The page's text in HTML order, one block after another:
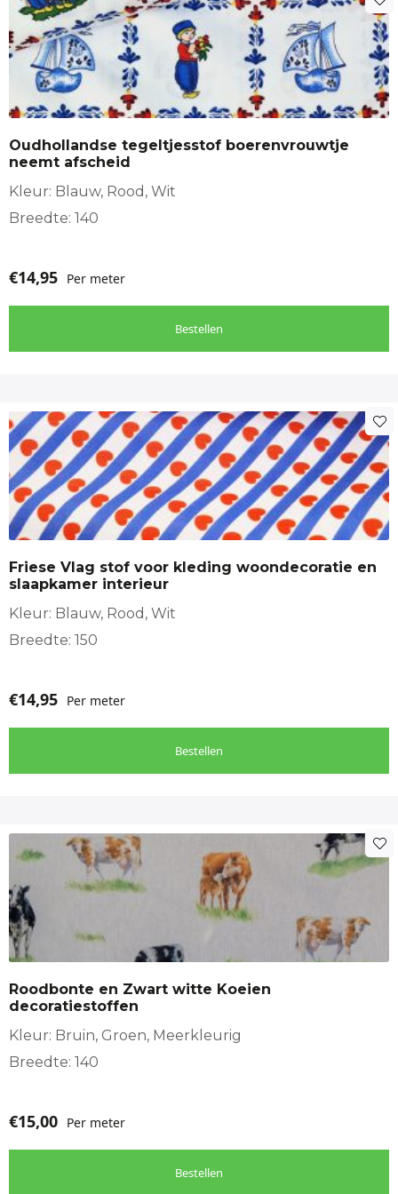
Oudhollandse tegeltjesstof boerenvrouwtje
neemt afscheid
Kleur: Blauw, Rood, Wit
Breedte: 140
€14,95 Per meter
Bestellen
Friese Vlag stof voor kleding woondecoratie en
slaapkamer interieur
Kleur: Blauw, Rood, Wit
Breedte: 150
€14,95 Per meter
Bestellen
Roodbonte en Zwart witte Koeien
decoratiestoffen
Kleur: Bruin, Groen, Meerkleurig
Breedte: 140
€15,00 Per meter
Bestellen